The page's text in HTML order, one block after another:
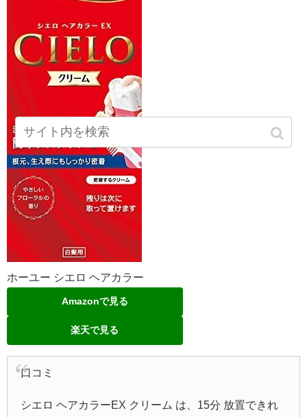
ホーユー シエロ ヘアカラー
Amazonで見る
楽天で見る
口コミ
シエロ ヘアカラーEX クリーム は、15分 放置できれ